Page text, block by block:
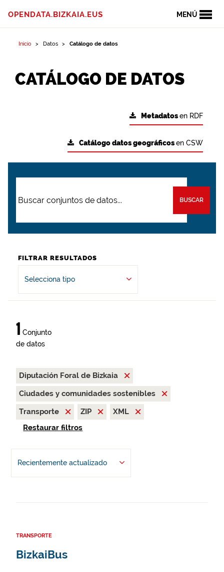
MENÚ
OPENDATA.BIZKAIA.EUS
Inicio Datos Catálogo de datos
CATÁLOGO DE DATOS
Metadatosen RDF
Catálogo datos geográficosen CSW
BUSCAR
FILTRAR RESULTADOS
Selecciona tipo
1 Conjunto
de datos
Diputación Foral de Bizkaia
Ciudades y comunidades sostenibles
Transporte
ZIP
XML
Restaurar filtros
Recientemente actualizado
TRANSPORTE
BizkaiBus